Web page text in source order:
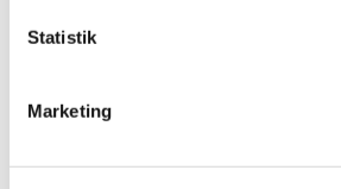
Statistik
Marketing